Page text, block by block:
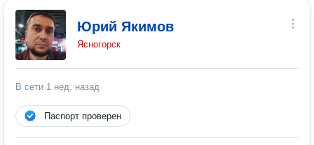
Юрий Якимов
Ясногорск
В сети 1 нед. назад
Паспорт проверен